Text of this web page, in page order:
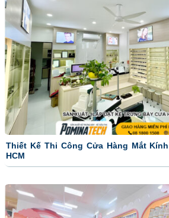
Thiết Kế Thi Công Cửa Hàng Mắt
HCM